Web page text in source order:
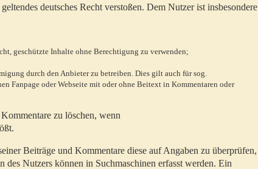
deutsches Recht verstoßen. Dem Nutzer ist insbesondere
geschützte Inhalte ohne Berechtigung zu verwenden;
durch den Anbieter zu betreiben. Dies gilt auch für sog.
Fanpage oder Webseite mit oder ohne Beitext in Kommentaren oder
zu löschen, wenn
Beiträge und Kommentare diese auf Angaben zu überprüfen,
Nutzers können in Suchmaschinen erfasst werden. Ein